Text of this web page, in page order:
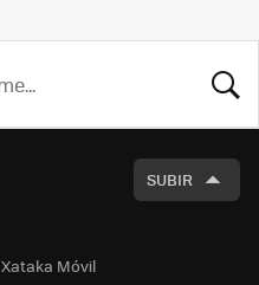
SUBIR
Xataka Móvil